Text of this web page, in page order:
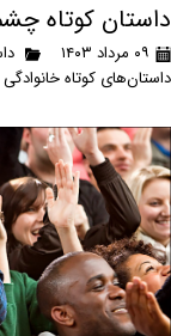
داستان کوتاه
۰۹ مرداد ۱۴۰۳
داستان‌های کوتاه خانوادگی